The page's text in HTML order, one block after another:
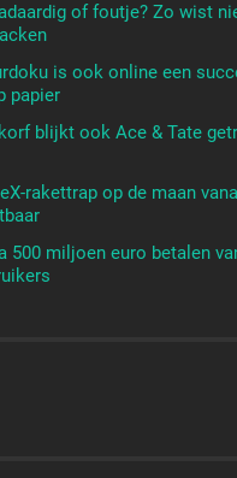
of foutje? Zo wist
is ook online een
papier
blijkt ook Ace & Tate
rakettrap op de maan
500 miljoen euro betalen